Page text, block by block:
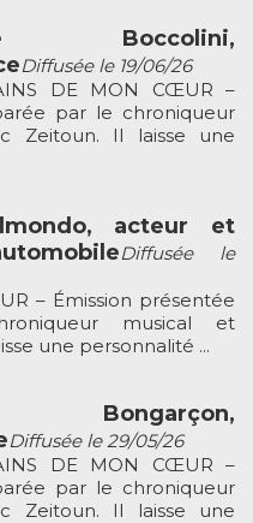
Boccolini,
Diffusée le 19/06/26
DE MON CŒUR –
par le chroniqueur
Zeitoun. Il laisse une
acteur et
Diffusée le
– Émission présentée
musical et
une personnalité ...
Bongarçon,
Diffusée le 29/05/26
DE MON CŒUR –
par le chroniqueur
Zeitoun. Il laisse une